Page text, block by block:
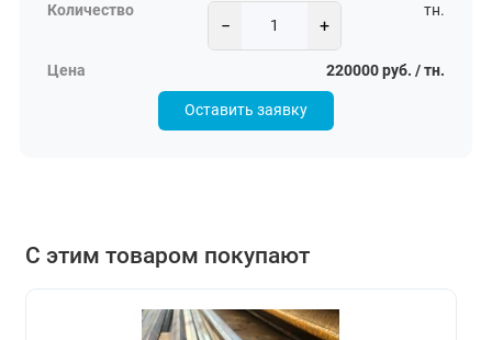
− +
тн.
220000 руб. / тн.
Оставить заявку
С этим товаром покупают